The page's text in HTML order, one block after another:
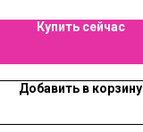
Купить сейчас
Добавить в корзину